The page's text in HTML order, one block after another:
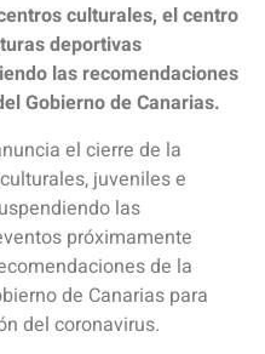
culturales, el centro
deportivas
las recomendaciones
Gobierno de Canarias.
el cierre de la
juveniles e
las
próximamente
de la
de Canarias para
del coronavirus.